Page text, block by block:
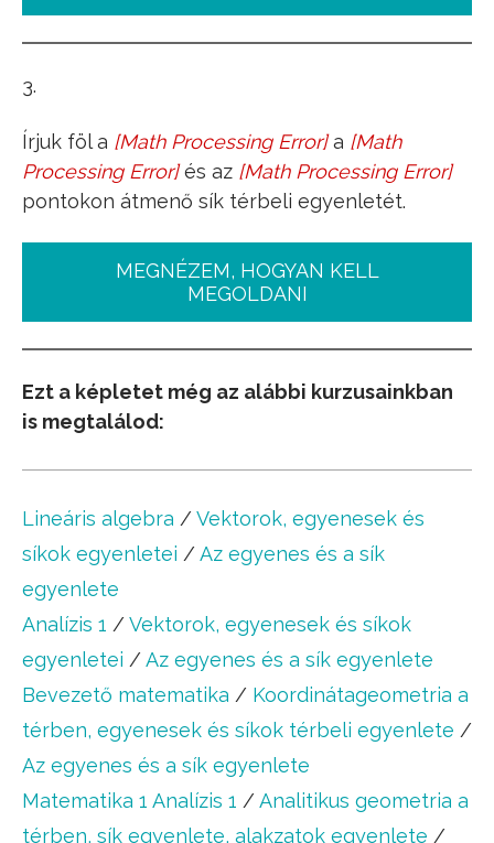
3.
Írjuk föl a [Math Processing Error]
P(1,4,1 ) a [Math
Processing Error]
Q(3,5,7
és az [Math Processing Error]
R(6,5,2)
pontokon átmenő sík térbeli egyenletét.
MEGNÉZEM, HOGYAN KELL
MEGOLDANI
Ezt a képletet még az alábbi kurzusainkban
is megtalálod:
Lineáris algebra / Vektorok, egyenesek és
síkok egyenletei / Az egyenes és a sík
egyenlete
Analízis 1 / Vektorok, egyenesek és síkok
egyenletei / Az egyenes és a sík egyenlete
Bevezető matematika / Koordinátageometria a
térben, egyenesek és síkok térbeli egyenlete /
Az egyenes és a sík egyenlete
Matematika 1 Analízis 1 / Analitikus geometria a
térben, sík egyenlete, alakzatok egyenlete /